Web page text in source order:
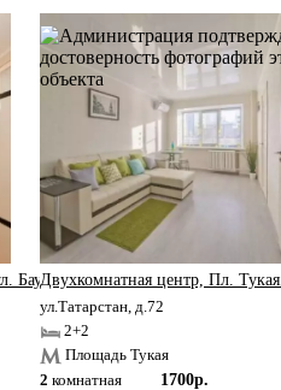
Баумана.
Двухкомнатная центр, Пл. Тукая.
ул.Татарстан, д.72
2+2
Площадь Тукая
2 комнатная
1700р.